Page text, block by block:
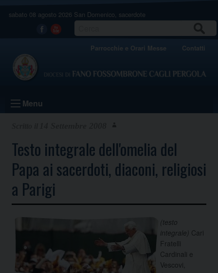
sabato 08 agosto 2026 San Domenico, sacerdote
Facebook
Youtube
Parrocchie e Orari Messe Contatti
Menu
Testo integrale dell'omelia del
Papa ai sacerdoti, diaconi, religiosi
a Parigi
(testo
integrale) Cari
Fratelli
Cardinali e
Vescovi,